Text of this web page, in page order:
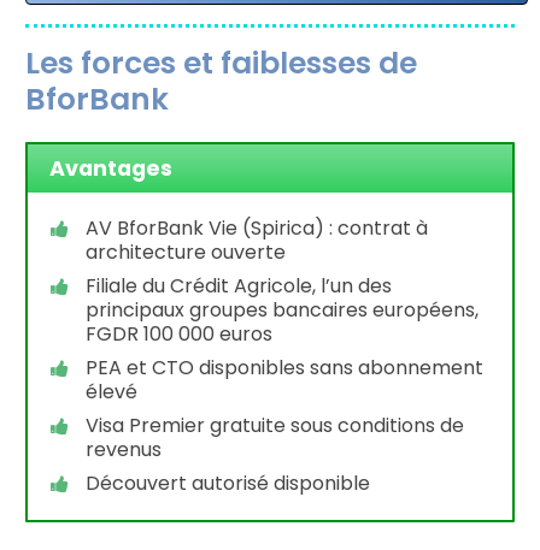
Les forces et faiblesses de
BforBank
Avantages
AV BforBank Vie (Spirica) : contrat à
architecture ouverte
Filiale du Crédit Agricole, l’un des
principaux groupes bancaires européens,
FGDR 100 000 euros
PEA et CTO disponibles sans abonnement
élevé
Visa Premier gratuite sous conditions de
revenus
Découvert autorisé disponible